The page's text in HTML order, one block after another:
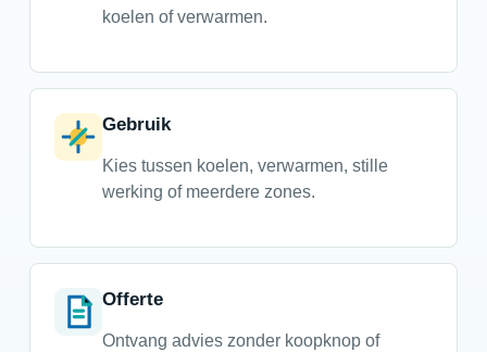
koelen of verwarmen.
Gebruik
Kies tussen koelen, verwarmen, stille
werking of meerdere zones.
Offerte
Ontvang advies zonder koopknop of